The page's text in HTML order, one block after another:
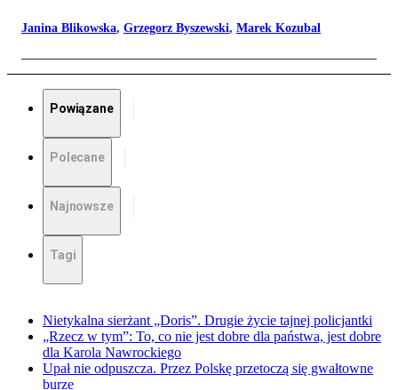
Janina Blikowska, Grzegorz Byszewski, Marek Kozubal
Powiązane
Polecane
Najnowsze
Tagi
Nietykalna sierżant „Doris”. Drugie życie tajnej policjantki
„Rzecz w tym”: To, co nie jest dobre dla państwa, jest dobre
dla Karola Nawrockiego
Upał nie odpuszcza. Przez Polskę przetoczą się gwałtowne
burze